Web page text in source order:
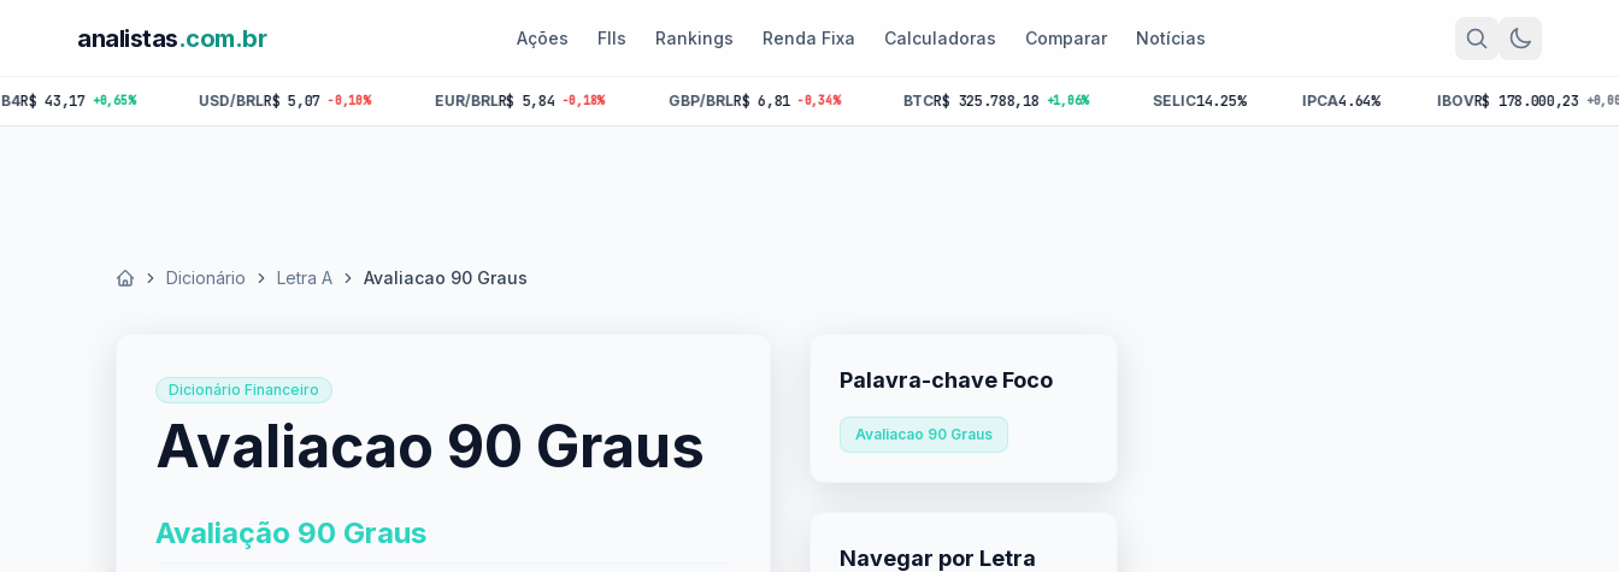
analistas.com.br Ações FIIs Rankings Renda Fixa Calculadoras Comparar Notícias
+0,65% USD/BRL R$ 5,07 -0,10% EUR/BRL R$ 5,84 -0,18% GBP/BRL R$ 6,81 -0,34% BTC R$ 325.788,18 +1,06% SELIC 14.25% IPCA 4.64% IBOV R$ 178.000,23 +0,00%
Início Dicionário Letra A Avaliacao 90 Graus
Dicionário Financeiro
Avaliacao 90 Graus
Avaliação 90 Graus
Palavra-chave Foco
Avaliacao 90 Graus
Navegar por Letra